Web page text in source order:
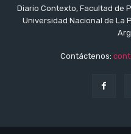
Diario Contexto, Facultad de
Universidad Nacional de La
Contáctenos: